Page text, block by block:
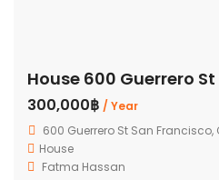
House 600 Guerrero
300,000฿ / Year
600 Guerrero St San Francisco,
House
Fatma Hassan